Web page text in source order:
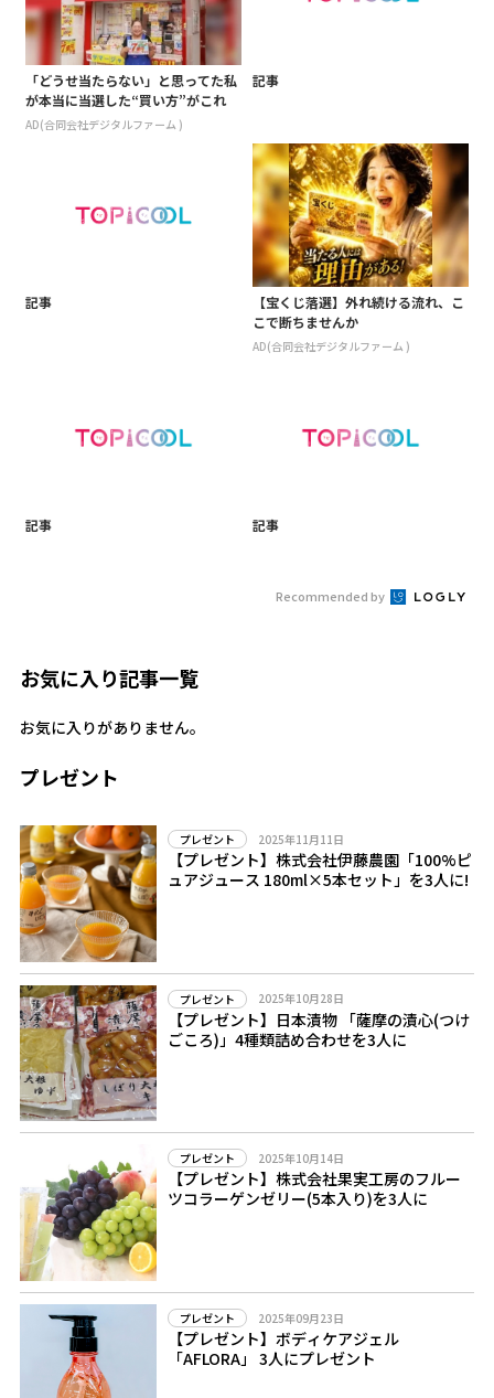
「どうせ当たらない」と思ってた私
が本当に当選した“買い方”がこれ
AD(合同会社デジタルファーム )
記事
記事
【宝くじ落選】外れ続ける流れ、こ
こで断ちませんか
AD(合同会社デジタルファーム )
記事 記事
Recommended by
お気に入り記事一覧
お気に入りがありません。
プレゼント
プレゼント 2025年11月11日
【プレゼント】株式会社伊藤農園「100%ピ
ュアジュース 180ml×5本セット」を3人に!
プレゼント 2025年10月28日
【プレゼント】日本漬物 「薩摩の漬心(つけ
ごころ)」4種類詰め合わせを3人に
プレゼント 2025年10月14日
【プレゼント】株式会社果実工房のフルー
ツコラーゲンゼリー(5本入り)を3人に
プレゼント 2025年09月23日
【プレゼント】ボディケアジェル
「AFLORA」 3人にプレゼント